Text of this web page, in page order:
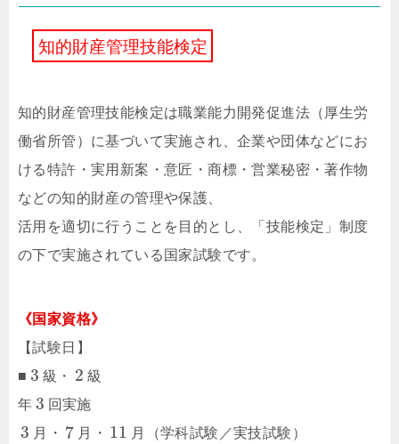
知的財産管理技能検定
知的財産管理技能検定は職業能力開発促進法（厚生労
働省所管）に基づいて実施され、企業や団体などにお
ける特許・実用新案・意匠・商標・営業秘密・著作物
などの知的財産の管理や保護、
活用を適切に行うことを目的とし、「技能検定」制度
の下で実施されている国家試験です。
《国家資格》
【試験日】
■ 3 級・ 2 級
年 3 回実施
3 月・ 7 月・ 11 月（学科試験／実技試験）